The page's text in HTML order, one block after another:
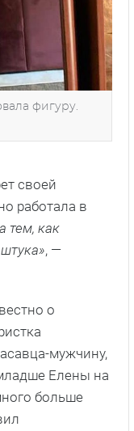
фигуру.
своей
работала в
тем, как
, —
о
мужчину,
Елены на
больше